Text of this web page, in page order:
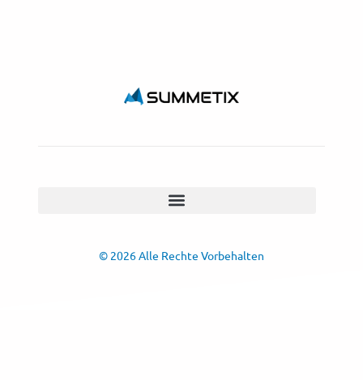
© 2026 Alle Rechte Vorbehalten